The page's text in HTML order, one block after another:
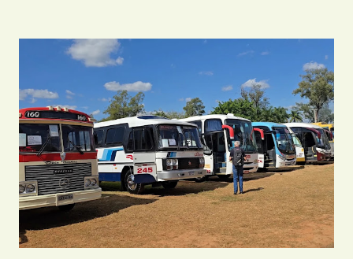
dentro de residências, em berços, sapatos e outros
ambientes domésticos, atingindo bairros além das áreas
anteriormente apontadas como foco da infestação. Também
foram lembrados os registros de acidentes com escorpiões
no município neste ano, incluindo a morte de uma criança
após uma picada, caso que marcou a cidade e intensificou as
cobranças por ações preventivas contínuas. Outro morador,
visivelmente emocionado, relatou a situação vivida por sua
família. Pai de duas crianças pequenas,...